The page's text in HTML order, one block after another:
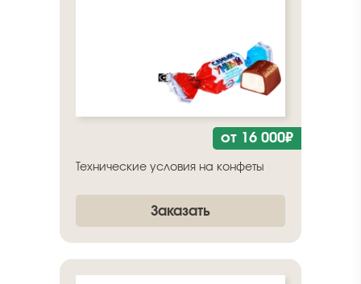
от 16 000₽
Технические условия на конфеты
Заказать